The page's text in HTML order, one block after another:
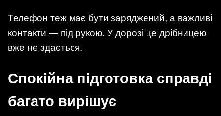
Телефон теж має бути заряджений, а важливі
контакти — під рукою. У дорозі це дрібницею
вже не здається.
Спокійна підготовка справді
багато вирішує